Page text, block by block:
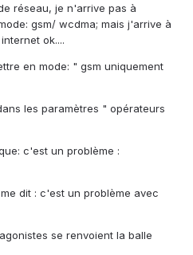
réseau, je n'arrive pas à
gsm/ wcdma; mais j'arrive à
ok....
en mode: " gsm uniquement
les paramètres " opérateurs
c'est un problème :
dit : c'est un problème avec
se renvoient la balle